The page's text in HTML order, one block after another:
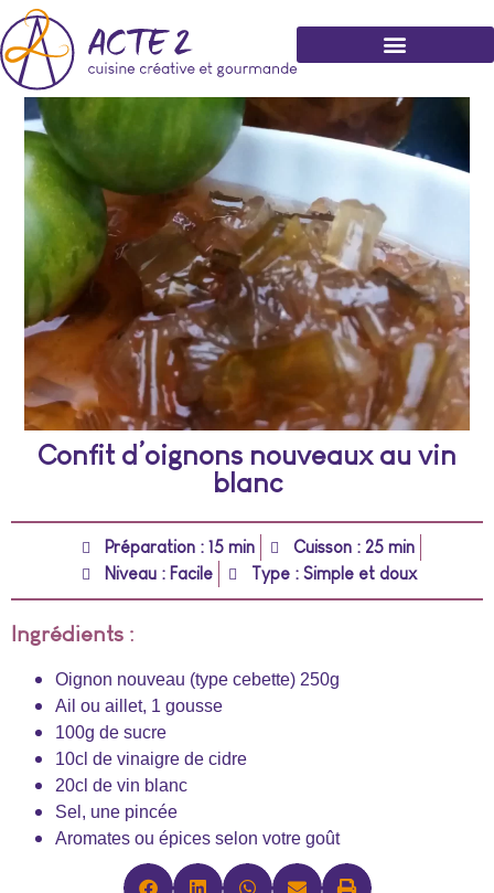
Confit d’oignons nouveaux au vin
blanc
Préparation : 15 min
Cuisson : 25 min
Niveau : Facile
Type : Simple et doux
Ingrédients :
Oignon nouveau (type cebette) 250g
Ail ou aillet, 1 gousse
100g de sucre
10cl de vinaigre de cidre
20cl de vin blanc
Sel, une pincée
Aromates ou épices selon votre goût